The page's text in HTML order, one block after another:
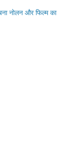
नोलन और फिल्म का